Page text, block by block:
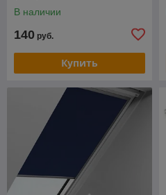
В наличии
140 руб.
Купить